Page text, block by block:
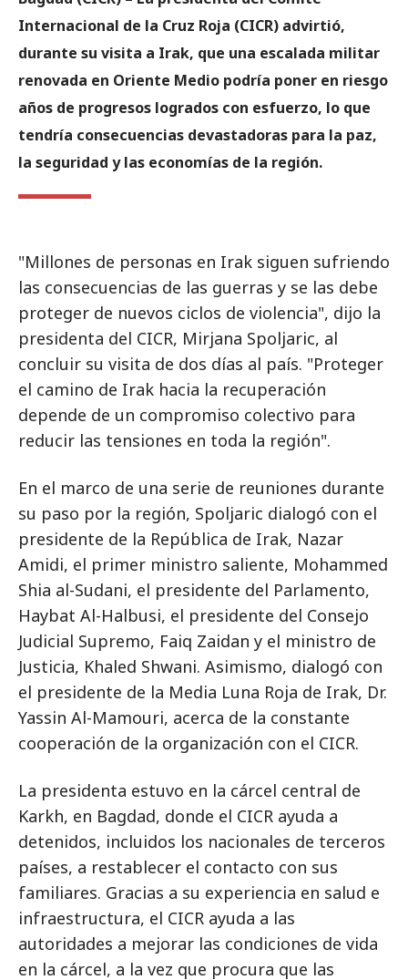
Internacional de la Cruz Roja (CICR) advirtió,
durante su visita a Irak, que una escalada militar
renovada en Oriente Medio podría poner en riesgo
años de progresos logrados con esfuerzo, lo que
tendría consecuencias devastadoras para la paz,
la seguridad y las economías de la región.
"Millones de personas en Irak siguen sufriendo
las consecuencias de las guerras y se las debe
proteger de nuevos ciclos de violencia", dijo la
presidenta del CICR, Mirjana Spoljaric, al
concluir su visita de dos días al país. "Proteger
el camino de Irak hacia la recuperación
depende de un compromiso colectivo para
reducir las tensiones en toda la región".
En el marco de una serie de reuniones durante
su paso por la región, Spoljaric dialogó con el
presidente de la República de Irak, Nazar
Amidi, el primer ministro saliente, Mohammed
Shia al-Sudani, el presidente del Parlamento,
Haybat Al-Halbusi, el presidente del Consejo
Judicial Supremo, Faiq Zaidan y el ministro de
Justicia, Khaled Shwani. Asimismo, dialogó con
el presidente de la Media Luna Roja de Irak, Dr.
Yassin Al-Mamouri, acerca de la constante
cooperación de la organización con el CICR.
La presidenta estuvo en la cárcel central de
Karkh, en Bagdad, donde el CICR ayuda a
detenidos, incluidos los nacionales de terceros
países, a restablecer el contacto con sus
familiares. Gracias a su experiencia en salud e
infraestructura, el CICR ayuda a las
autoridades a mejorar las condiciones de vida
en la cárcel, a la vez que procura que las